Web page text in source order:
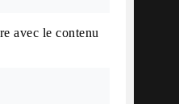
avec le contenu